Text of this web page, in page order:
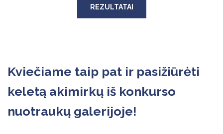
REZULTATAI
Kviečiame taip pat ir pasižiūrėti
keletą akimirkų iš konkurso
nuotraukų galerijoje!